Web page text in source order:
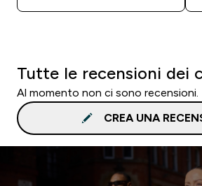
Tutte le recensioni dei
Al momento non ci sono recensioni.
CREA UNA